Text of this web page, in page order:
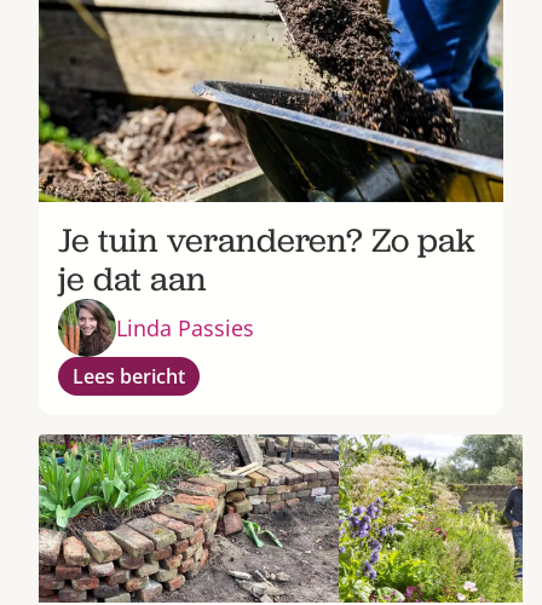
Je tuin veranderen? Zo pak
je dat aan
Linda Passies
Lees bericht